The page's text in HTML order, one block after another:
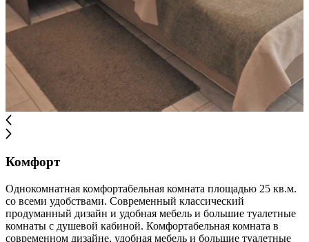
Комфорт
Однокомнатная комфортабельная комната площадью 25 кв.м.
со всеми удобствами. Современный классический
продуманный дизайн и удобная мебель и большие туалетные
комнаты с душевой кабиной. Комфортабельная комната в
современном дизайне, удобная мебель и большие туалетные